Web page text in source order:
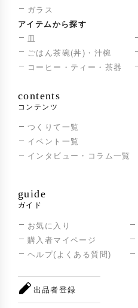
ガラス
アイテムから探す
皿
ごはん茶碗(丼)・汁椀
コーヒー・ティー・茶器
contents
コンテンツ
つくりて一覧
イベント一覧
インタビュー・コラム一覧
guide
ガイド
お気に入り
購入者マイページ
ヘルプ(よくある質問)
出品者登録